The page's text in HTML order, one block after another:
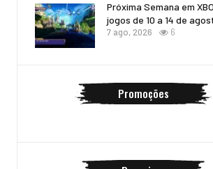
Próxima Semana em
jogos de 10 a 14 de
7 ago, 2026 6
Promoções